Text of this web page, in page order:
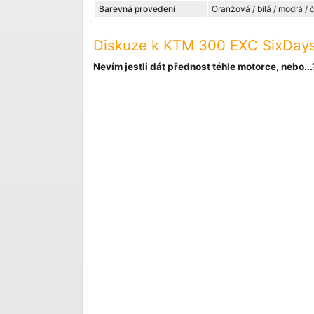
Barevná provedení
Oranžová / bílá / modrá /
Diskuze k KTM 300 EXC
Nevím jestli dát přednost téhle motorce,